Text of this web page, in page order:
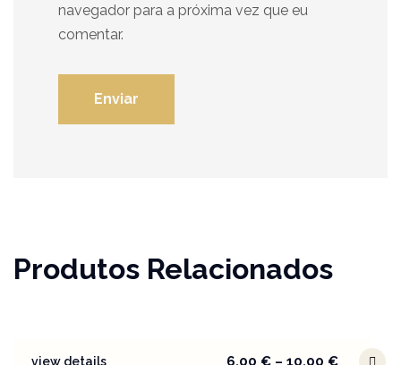
navegador para a próxima vez que eu
comentar.
Produtos Relacionados
view details 6,00 €– 10,00 €